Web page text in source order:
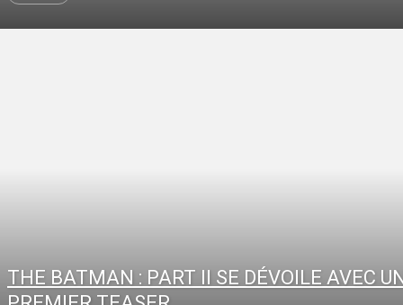
THE BATMAN : PART II SE DÉVOILE AVEC